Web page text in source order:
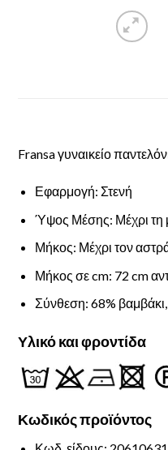
Fransa γυναικείο
Εφαρμογή: Στενή
Ύψος Μέσης: Μέχρι τη
Μήκος: Μέχρι τον
Μήκος σε cm: 72 cm
Σύνθεση: 68%
Υλικό και φροντίδα
Κωδικόςπροϊόντος